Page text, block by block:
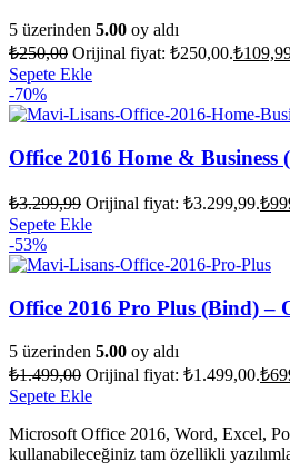
5 üzerinden 5.00 oy aldı
₺250,00 Orijinal fiyat: ₺250,00.₺
Sepete Ekle
-70%
Office 2016 Home &
₺3.299,99 Orijinal fiyat: ₺3.299,99.₺
Sepete Ekle
-53%
Office 2016 Pro Plus (Bind) –
5 üzerinden 5.00 oy aldı
₺1.499,00 Orijinal fiyat: ₺1.499,00.₺
Sepete Ekle
Microsoft Office 2016, Word, Excel,
kullanabileceğiniz tam özellikli